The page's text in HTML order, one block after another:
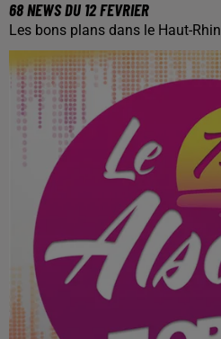
68 NEWS DU 12 FEVRIER
Les bons plans dans le Haut-Rhin